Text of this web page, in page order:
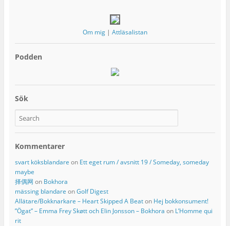
Om mig | Attläsalistan
Podden
Sök
Kommentarer
svart köksblandare on Ett eget rum / avsnitt 19 / Someday, someday
maybe
择偶网 on Bokhora
mässing blandare onGolf Digest
Allätare/Bokknarkare – Heart Skipped A Beaton Hej bokkonsument!
”Ögat” – Emma Frey Skøtt och Elin Jonsson – Bokhora on L’Homme qui
rit